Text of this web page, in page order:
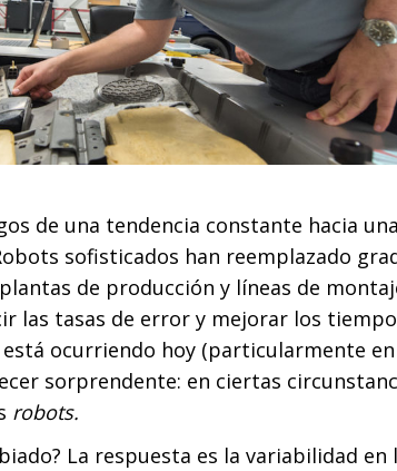
de una tendencia constante hacia
sofisticados han reemplazado
de producción y líneas de
las tasas de error y mejorar los
ocurriendo hoy (particularmente
sorprendente: en ciertas
robots.
La respuesta es la variabilidad